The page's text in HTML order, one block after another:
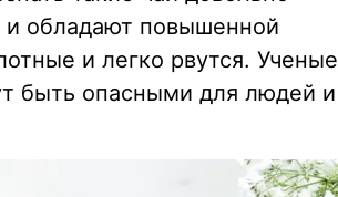
и обладают повышенной
и легко рвутся. Ученые
быть опасными для людей и